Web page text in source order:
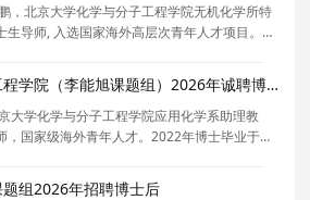
，北京大学化学与分子工程学院无机化学所特
导师, 入选国家海外高层次青年人才项目。本
新加坡国立大学联合培养项目，指导老师是
Wai Yip Fan 教授。2
北京大学化学与分子工程学院（李能旭课题组）2026年诚聘博士后
大学化学与分子工程学院应用化学系助理教
，国家级海外青年人才。2022年博士毕业于北
师从周欢萍教授。2022-2024年在美国北卡
题组任职博士后，2024-2026
组2026年招聘博士后